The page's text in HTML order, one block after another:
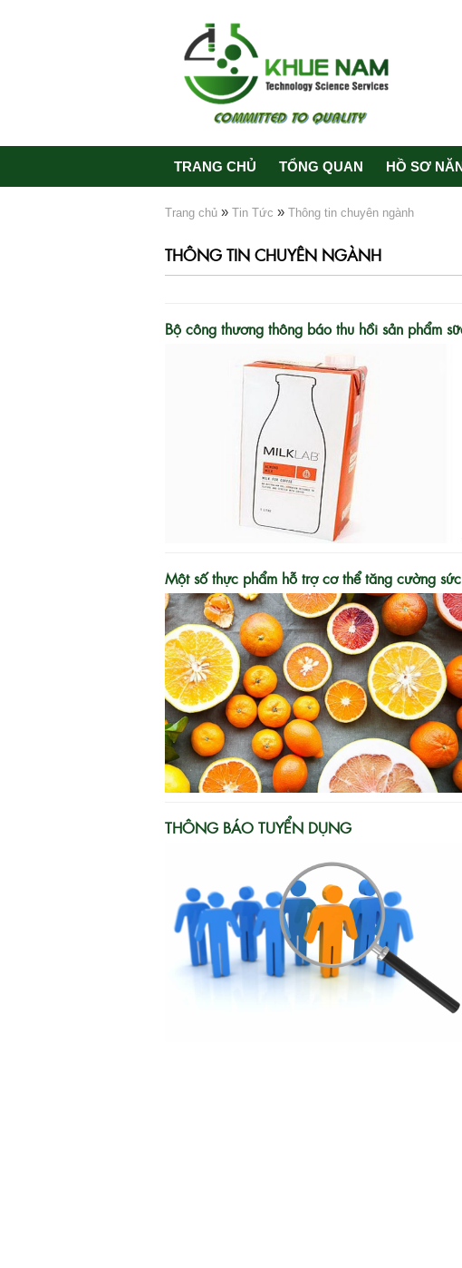
TRANG CHỦ TỔNG QUAN HỒ SƠ
Trang chủ » Tin Tức » Thông tin chuyên ngành
THÔNG TIN CHUYÊN NGÀNH
Bộ công thương thông báo thu hồi sản phẩm
Một số thực phẩm hỗ trợ cơ thể tăng cường
THÔNG BÁO TUYỂN DỤNG